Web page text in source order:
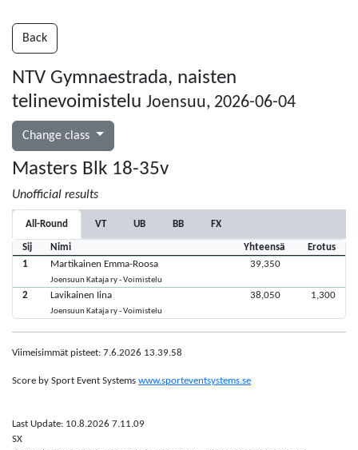
Back
NTV Gymnaestrada, naisten
telinevoimistelu Joensuu, 2026-06-04
Change class
Masters Blk 18-35v
Unofficial results
All-Round VT UB BB FX
Sij Nimi Yhteensä
Erotus
1
Martikainen Emma-Roosa
Joensuun Kataja ry - Voimistelu
39,350
2 Lavikainen Iina
Joensuun Kataja ry - Voimistelu
38,050 1,300
Viimeisimmät pisteet: 7.6.2026 13.39.58
Score by Sport Event Systems www.sporteventsystems.se
Last Update: 10.8.2026 7.11.09
SX